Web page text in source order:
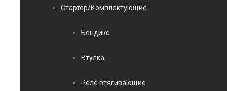
Стартер/Комплектующие
Бендикс
Втулка
Реле втягивающие